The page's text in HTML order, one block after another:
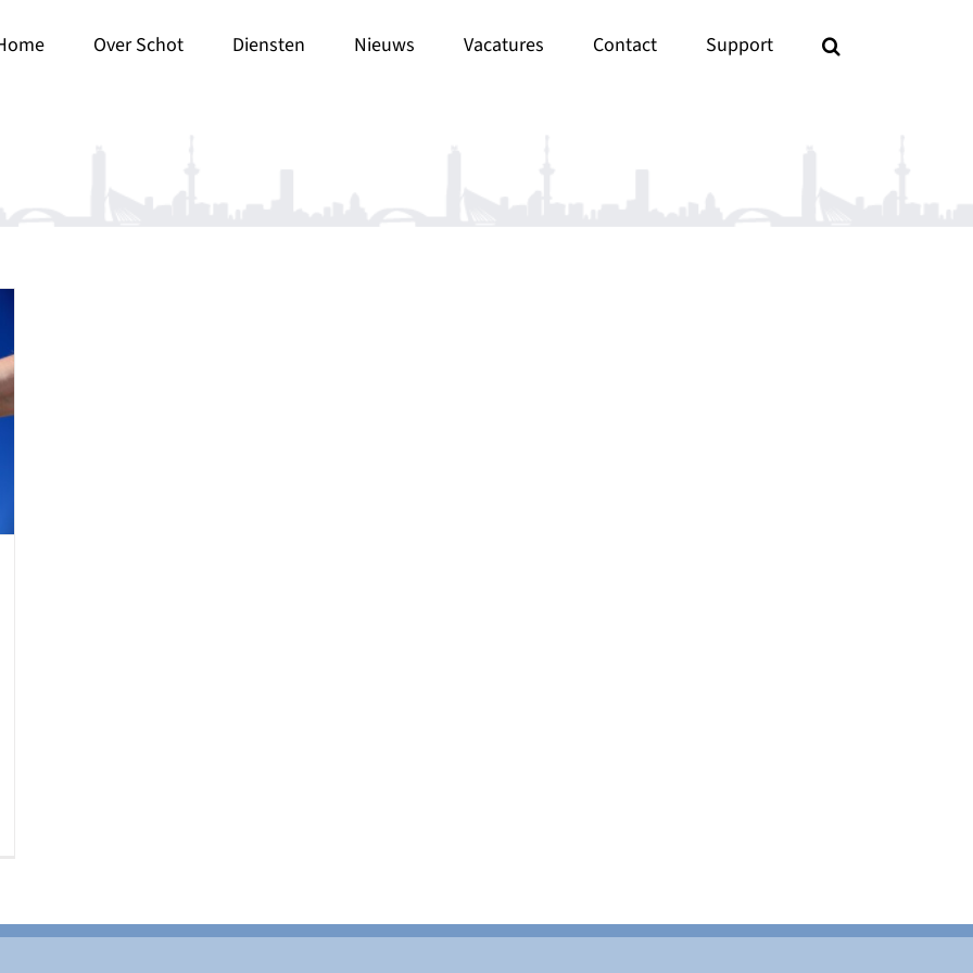
Over Schot Diensten Nieuws Vacatures Contact Support